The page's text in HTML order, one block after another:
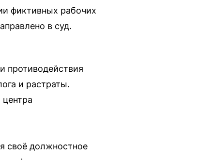
фиктивных рабочих
в суд.
противодействия
и растраты.
своё должностное